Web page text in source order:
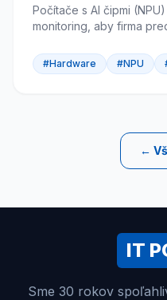
Počítače s AI čipmi
monitoring, aby firma
#Hardware #NPU
←
IT
Sme 30 rokov